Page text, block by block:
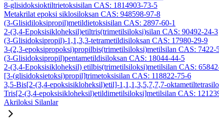
8-glisidoksioktiltrietoksisilan CAS: 1814903-73-5
Metakrilat epoksi siklosiloksan CAS: 948598-97-8
(3-Glisidiloksipropil)metildietoksisilan CAS: 2897-60-1
2-(3,4-Epoksisikloheksil)etiltris(trimetilsiloksi)silan CAS: 90492-24-3
(3-Glisidoksipropil)-1,1,3,3-tetrametildisiloksan CAS: 17980-29-9
3-(2,3-epoksipropoksi)propilbis(trimetilsiloksi)metilsilan CAS: 7422-
(3-Glisidoksipropil)pentametildisiloksan CAS: 18044-44-5
2-(3,4-Epoksisikloheksil) etilbis(trimetilsiloksi)metilsilan CAS:
[3-(glisidoksietoksi)propil]trimetoksisilan CAS: 118822-75-6
3,5-Bis[2-(3,4-epoksisikloheksil)etil]-1,1,1,3,5,7,7,7-
Tris[2-(3,4-epoksisikloheksil)etildimetilsiloksi]metilsilan CAS:
Akriloksi Silanlar